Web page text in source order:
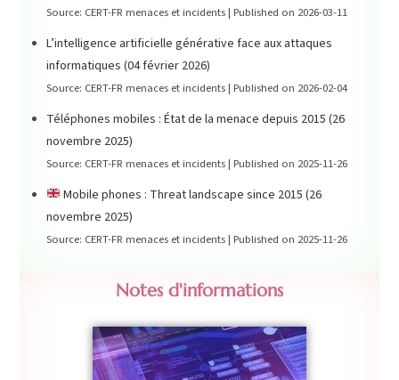
Source: CERT-FR menaces et incidents Published on 2026-03-11
L’intelligence artificielle générative face aux attaques
informatiques (04 février 2026)
Source: CERT-FR menaces et incidents Published on 2026-02-04
Téléphones mobiles : État de la menace depuis 2015 (26
novembre 2025)
Source: CERT-FR menaces et incidents Published on 2025-11-26
Mobile phones : Threat landscape since 2015 (26
novembre 2025)
Source: CERT-FR menaces et incidents Published on 2025-11-26
Notes d'informations